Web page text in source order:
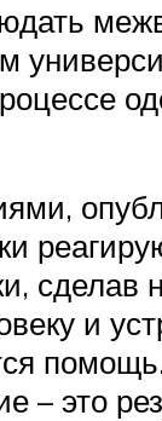
сделав
и
– это